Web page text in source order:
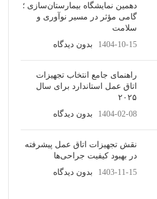
دهمین نمایشگاه بیمارستان‌سازی ؛
گامی مؤثر در مسیر نوآوری و
سلامت
1404-10-15 بدون دیدگاه
راهنمای جامع انتخاب تجهیزات
اتاق عمل استاندارد برای سال
۲۰۲۵
1404-02-08 بدون دیدگاه
نقش تجهیزات اتاق عمل پیشرفته
در بهبود کیفیت جراحی‌ها
1403-11-15 بدون دیدگاه